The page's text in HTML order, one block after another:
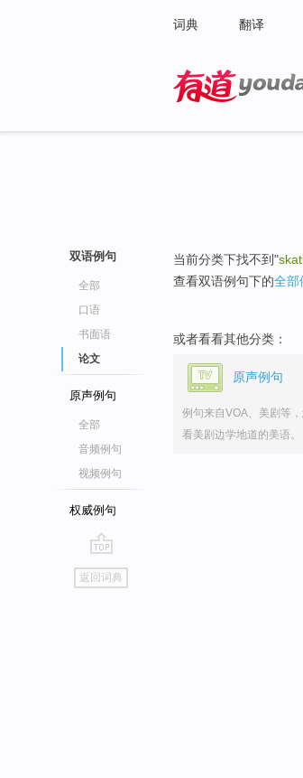
词典 翻译
双语例句
全部
口语
书面语
论文
原声例句
全部
音频例句
视频例句
权威例句
go
top
返回词典
当前分类下找不到"
查看双语例句下的全部
或者看看其他分类：
原声例句
例句来自VOA、美剧等
看美剧边学地道的美语。